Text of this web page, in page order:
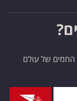
החמים של עולם